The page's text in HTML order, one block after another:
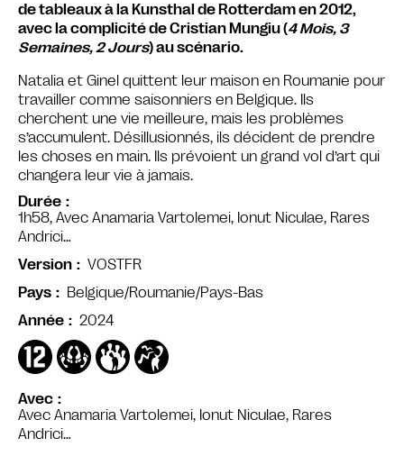
Avec
Avec Anamaria Vartolemei, Ionut Niculae, Rares
Andrici…
de tableaux à la Kunsthal de Rotterdam en 2012,
avec la complicité de Cristian Mungiu (4 Mois, 3
Semaines, 2 Jours) au scénario.
Natalia et Ginel quittent leur maison en Roumanie pour
travailler comme saisonniers en Belgique. Ils
cherchent une vie meilleure, mais les problèmes
s’accumulent. Désillusionnés, ils décident de prendre
les choses en main. Ils prévoient un grand vol d’art qui
changera leur vie à jamais.
Durée
1h58, Avec Anamaria Vartolemei, Ionut Niculae, Rares
Andrici…
Version
VOSTFR
Pays
Belgique/Roumanie/Pays-Bas
Année
2024